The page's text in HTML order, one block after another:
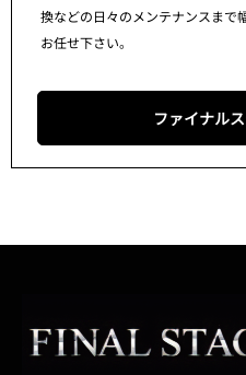
換などの日々のメンテナンスまで
お任せ下さい。
ファイナル